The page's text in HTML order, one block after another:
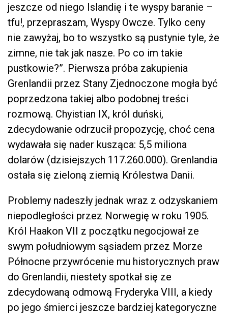
jeszcze od niego Islandię i te wyspy baranie –
tfu!, przepraszam, Wyspy Owcze. Tylko ceny
nie zawyżaj, bo to wszystko są pustynie tyle, że
zimne, nie tak jak nasze. Po co im takie
pustkowie?”. Pierwsza próba zakupienia
Grenlandii przez Stany Zjednoczone mogła być
poprzedzona takiej albo podobnej treści
rozmową. Chyistian IX, król duński,
zdecydowanie odrzucił propozycję, choć cena
wydawała się nader kusząca: 5,5 miliona
dolarów (dzisiejszych 117.260.000). Grenlandia
ostała się zieloną ziemią Królestwa Danii.
Problemy nadeszły jednak wraz z odzyskaniem
niepodległości przez Norwegię w roku 1905.
Król Haakon VII z początku negocjował ze
swym południowym sąsiadem przez Morze
Północne przywrócenie mu historycznych praw
do Grenlandii, niestety spotkał się ze
zdecydowaną odmową Fryderyka VIII, a kiedy
po jego śmierci jeszcze bardziej kategoryczne